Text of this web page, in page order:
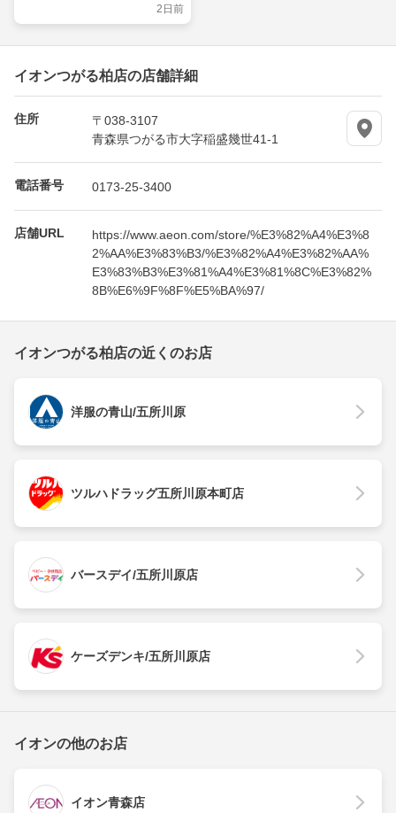
2日前
イオンつがる柏店の店舗詳細
住所
〒038-3107
青森県つがる市大字稲盛幾世41-1
電話番号 0173-25-3400
店舗URL
https://www.aeon.com/store/%E3%82%A4%E3%8
2%AA%E3%83%B3/%E3%82%A4%E3%82%AA%
E3%83%B3%E3%81%A4%E3%81%8C%E3%82%
8B%E6%9F%8F%E5%BA%97/
イオンつがる柏店の近くのお店
洋服の青山/五所川原
ツルハドラッグ五所川原本町店
バースデイ/五所川原店
ケーズデンキ/五所川原店
イオンの他のお店
イオン青森店